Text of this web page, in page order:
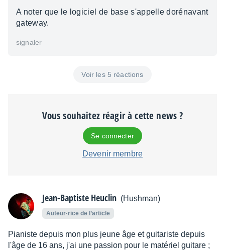
A noter que le logiciel de base s'appelle dorénavant
gateway.
signaler
Voir les 5 réactions
Vous souhaitez réagir à cette news ?
Se connecter
Devenir membre
Jean-Baptiste Heuclin (Hushman)
Auteur·rice de l’article
Pianiste depuis mon plus jeune âge et guitariste depuis
l'âge de 16 ans, j'ai une passion pour le matériel guitare ;